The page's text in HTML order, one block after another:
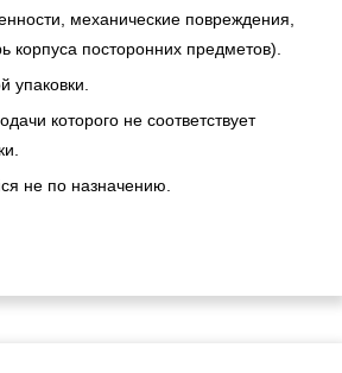
механические повреждения,
корпуса посторонних предметов).
упаковки.
которого не соответствует
не по назначению.